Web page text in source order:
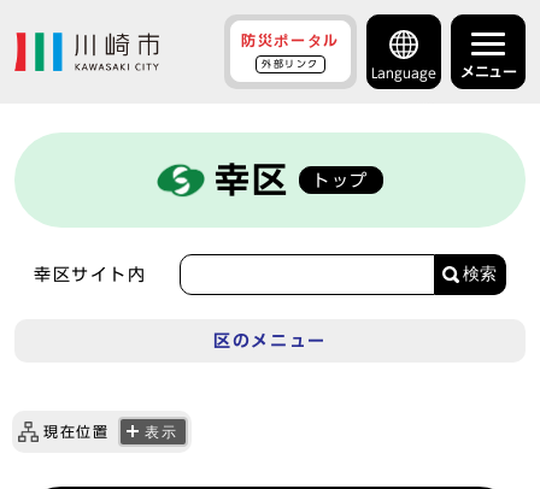
防災ポータル
外部リンク
Language メニュー
幸区 トップ
幸区サイト内 検索
区のメニュー
現在位置 表示